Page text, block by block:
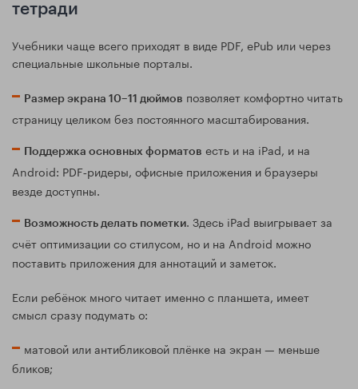
тетради
Учебники чаще всего приходят в виде PDF, ePub или через
специальные школьные порталы.
Размер экрана 10–11 дюймов позволяет комфортно читать
страницу целиком без постоянного масштабирования.
Поддержка основных форматов есть и на iPad, и на
Android: PDF‑ридеры, офисные приложения и браузеры
везде доступны.
Возможность делать пометки. Здесь iPad выигрывает за
счёт оптимизации со стилусом, но и на Android можно
поставить приложения для аннотаций и заметок.
Если ребёнок много читает именно с планшета, имеет
смысл сразу подумать о:
матовой или антибликовой плёнке на экран — меньше
бликов;